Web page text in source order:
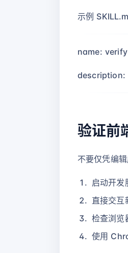
示例
name:
description:
验证前
不要仅凭编
启动开发
直接交互
检查浏览
使用